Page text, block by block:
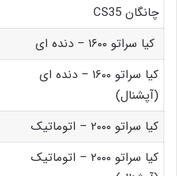
چانگان CS35
کیا سراتو ۱۶۰۰ – دنده ای
کیا سراتو ۱۶۰۰ – دنده ای
(آپشنال)
کیا سراتو ۲۰۰۰ – اتوماتیک
کیا سراتو ۲۰۰۰ – اتوماتیک